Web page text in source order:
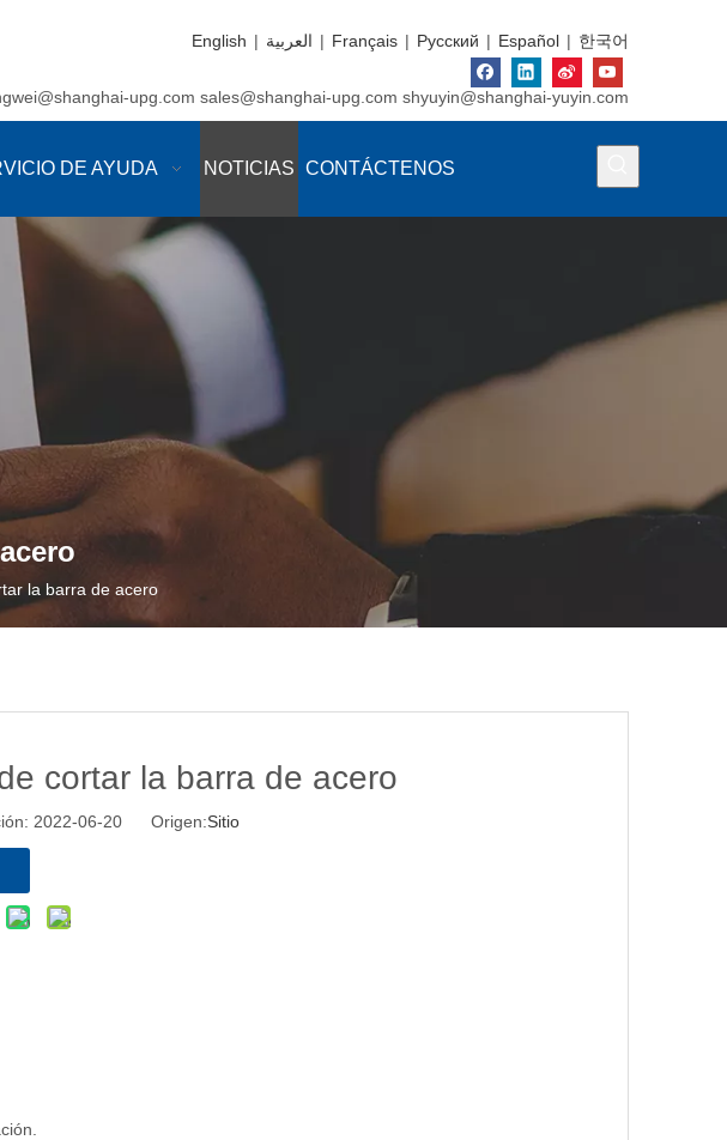
English | العربية | Français | Pусский | Español | 한국어
upg.com sales@shanghai-upg.com shyuyin@shanghai-yuyin.com
DE AYUDA NOTICIAS CONTÁCTENOS
la barra de acero
cortar la barra de acero
2022-06-20 Origen:Sitio